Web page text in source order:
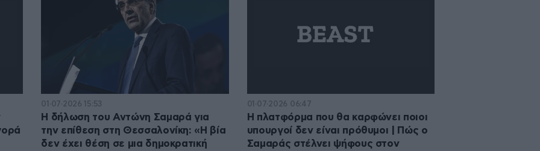
01·07·2026 15:53
Η δήλωση του Αντώνη Σαμαρά για
την επίθεση στη Θεσσαλονίκη: «Η βία
δεν έχει θέση σε μια δημοκρατική
01·07·2026 06:47
Η πλατφόρμα που θα καρφώνει ποιοι
υπουργοί δεν είναι πρόθυμοι | Πώς ο
Σαμαράς στέλνει ψήφους στον